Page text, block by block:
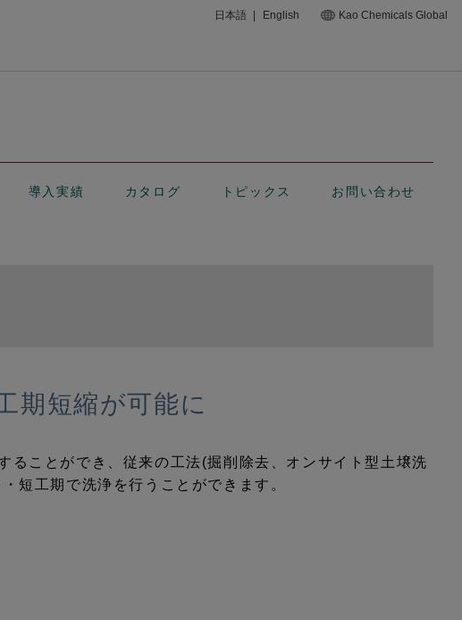
日本語 English Kao Chemicals Global
導入実績 カタログ トピックス お問い合わせ
期短縮が可能に
ることができ、 従来の工法(掘削除去、オンサイト型土壌洗
短工期で洗浄を行うことができます。